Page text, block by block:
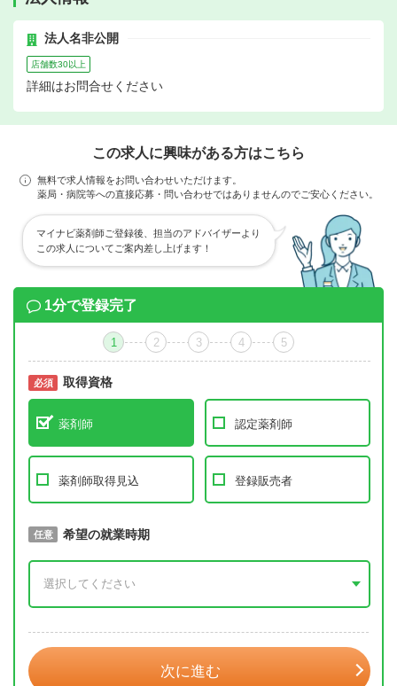
法人名非公開
店舗数30以上
詳細はお問合せください
この求人に興味がある方はこちら
無料で求人情報をお問い合わせいただけます。
薬局・病院等への直接応募・問い合わせではありませんのでご安心ください。
マイナビ薬剤師ご登録後、担当のアドバイザーより
この求人についてご案内差し上げます！
1分で登録完了
1 2 3 4 5
必須 取得資格
薬剤師 認定薬剤師
薬剤師取得見込 登録販売者
必須 取得予定年
任意 希望の就業時期
次に進む